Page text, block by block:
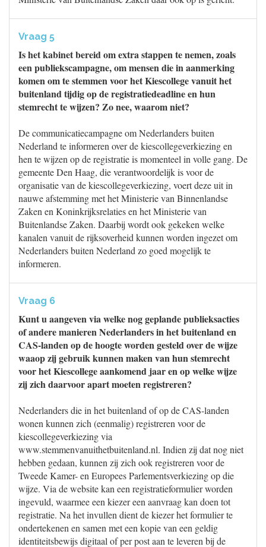
Vraag 5
Is het kabinet bereid om extra stappen te nemen, zoals
een publiekscampagne, om mensen die in aanmerking
komen om te stemmen voor het Kiescollege vanuit het
buitenland tijdig op de registratiedeadline en hun
stemrecht te wijzen? Zo nee, waarom niet?
De communicatiecampagne om Nederlanders buiten
Nederland te informeren over de kiescollegeverkiezing en
hen te wijzen op de registratie is momenteel in volle gang. De
gemeente Den Haag, die verantwoordelijk is voor de
organisatie van de kiescollegeverkiezing, voert deze uit in
nauwe afstemming met het Ministerie van Binnenlandse
Zaken en Koninkrijksrelaties en het Ministerie van
Buitenlandse Zaken. Daarbij wordt ook gekeken welke
kanalen vanuit de rijksoverheid kunnen worden ingezet om
Nederlanders buiten Nederland zo goed mogelijk te
informeren.
Vraag 6
Kunt u aangeven via welke nog geplande publieksacties
of andere manieren Nederlanders in het buitenland en
CAS-landen op de hoogte worden gesteld over de wijze
waaop zij gebruik kunnen maken van hun stemrecht
voor het Kiescollege aankomend jaar en op welke wijze
zij zich daarvoor apart moeten registreren?
Nederlanders die in het buitenland of op de CAS-landen
wonen kunnen zich (eenmalig) registreren voor de
kiescollegeverkiezing via
www.stemmenvanuithetbuitenland.nl. Indien zij dat nog niet
hebben gedaan, kunnen zij zich ook registreren voor de
Tweede Kamer- en Europees Parlementsverkiezing op die
wijze. Via de website kan een registratieformulier worden
ingevuld, waarmee een kiezer een aanvraag kan doen tot
registratie. Na het invullen dient de kiezer het formulier te
ondertekenen en samen met een kopie van een geldig
identiteitsbewijs digitaal of per post aan te leveren bij de